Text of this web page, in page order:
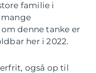
familie i
denne tanke er
her i 2022.
også op til